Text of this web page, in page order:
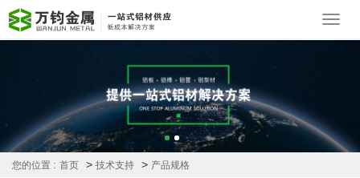
您的位置 : 首页 > 技术支持 > 产品规格